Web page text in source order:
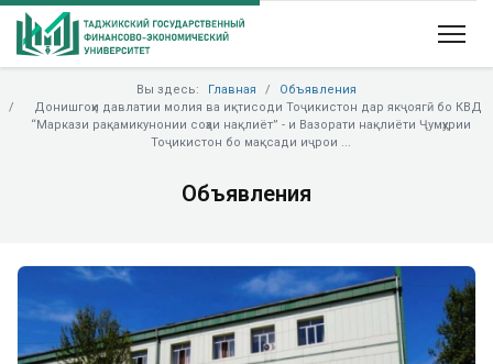
Вы здесь: Главная
Объявления
Донишгоҳи давлатии молия ва иқтисоди Тоҷикистон дар якҷоягӣ бо КВД
“Маркази рақамикунонии соҳаи нақлиёт” - и Вазорати нақлиёти Ҷумҳурии
Тоҷикистон бо мақсади иҷрои ...
Объявления